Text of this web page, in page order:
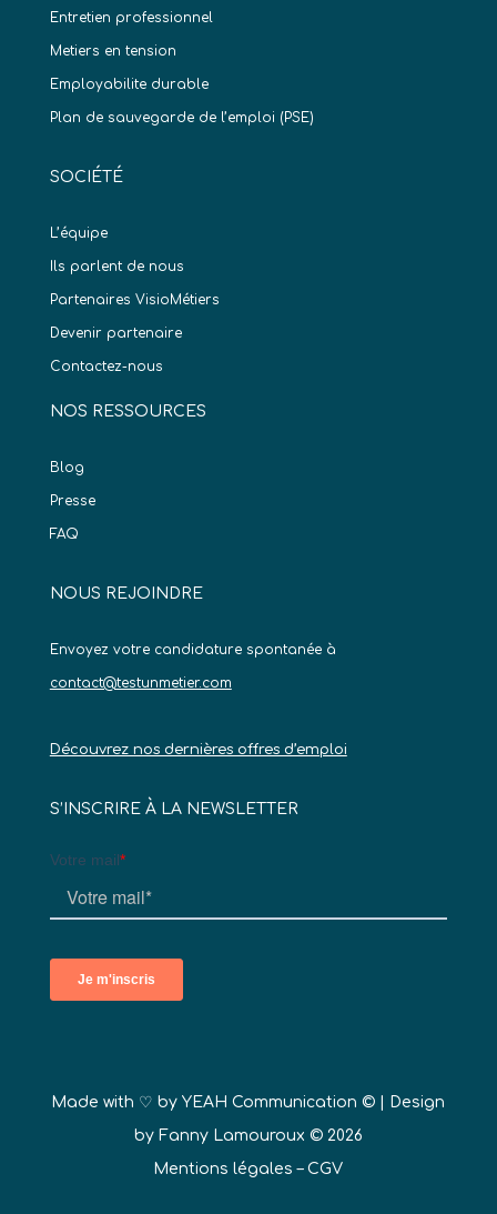
Entretien professionnel
Metiers en tension
Employabilite durable
Plan de sauvegarde de l’emploi (PSE)
SOCIÉTÉ
L’équipe
Ils parlent de nous
Partenaires VisioMétiers
Devenir partenaire
Contactez-nous
NOS RESSOURCES
Blog
Presse
FAQ
NOUS REJOINDRE
Envoyez votre candidature spontanée à
contact@testunmetier.com
Découvrez nos dernières offres d’emploi
S’INSCRIRE À LA NEWSLETTER
Made with ♡ byYEAH Communication © | Design
by Fanny Lamouroux © 2026
Mentions légales –CGV